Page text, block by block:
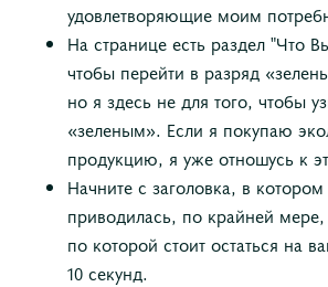
удовлетворяющие моим
На странице есть раздел "Что
чтобы перейти в разряд
но я здесь не для того, чтобы
«зеленым». Если я покупаю
продукцию, я уже отношусь к
Начните с заголовка, в
приводилась, по крайней
по которой стоит остаться на
10 секунд.